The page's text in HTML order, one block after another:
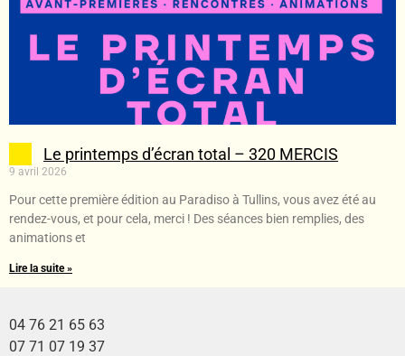
Le printemps d’écran total – 320 MERCIS
9 avril 2026
Pour cette première édition au Paradiso à Tullins, vous avez été au
rendez-vous, et pour cela, merci ! Des séances bien remplies, des
animations et
Lire la suite »
04 76 21 65 63
07 71 07 19 37